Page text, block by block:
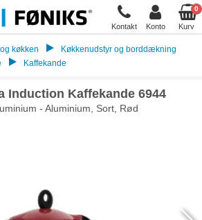
Kontakt Konto
0
Kurv
køkken
Køkkenudstyr og borddækning
Kaffekande
Induction Kaffekande 6944
- Aluminium, Sort, Rød